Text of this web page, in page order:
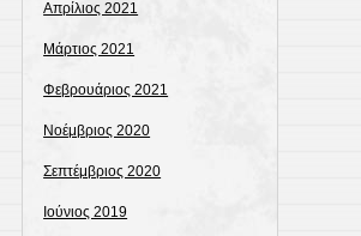
Απρίλιος 2021
Μάρτιος 2021
Φεβρουάριος 2021
Νοέμβριος 2020
Σεπτέμβριος 2020
Ιούνιος 2019